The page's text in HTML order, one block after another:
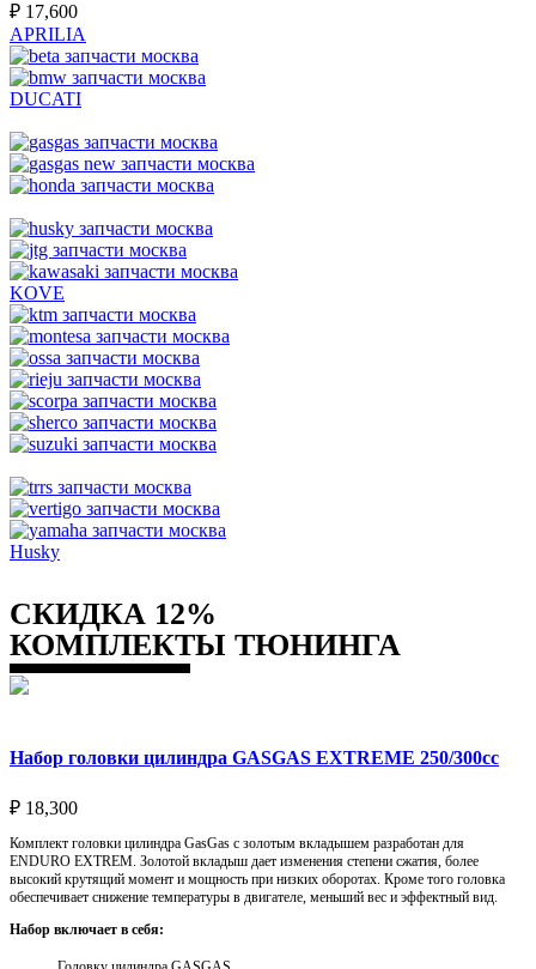
₽ 17,600
APRILIA
DUCATI
KOVE
Husky
СКИДКА 12%
КОМПЛЕКТЫ ТЮНИНГА
Набор головки цилиндра GASGAS EXTREME 250/300cc
₽ 18,300
Комплект головки цилиндра GasGas с золотым вкладышем разработан для
ENDURO EXTREM. Золотой вкладыш дает изменения степени сжатия, более
высокий крутящий момент и мощность при низких оборотах. Кроме того головка
обеспечивает снижение температуры в двигателе, меньший вес и эффектный вид.
Набор включает в себя: